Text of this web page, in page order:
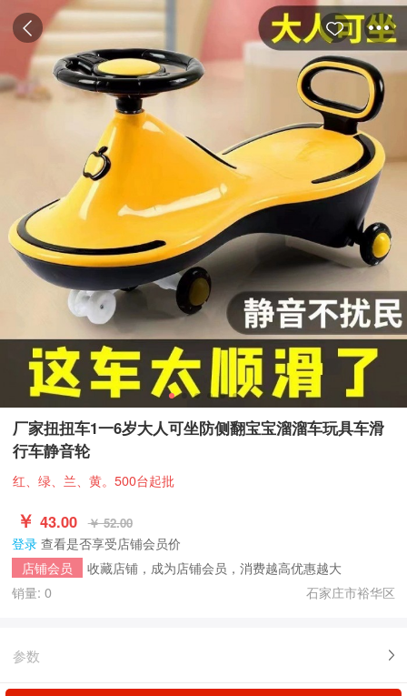
厂家扭扭车1一6岁大人可坐防侧翻宝宝溜溜车玩具车滑
行车静音轮
红、绿、兰、黄。500台起批
￥ 43.00 ￥ 52.00
登录 查看是否享受店铺会员价
店铺会员
收藏店铺，成为店铺会员，消费越高优惠越大
销量: 0
石家庄市裕华区
参数